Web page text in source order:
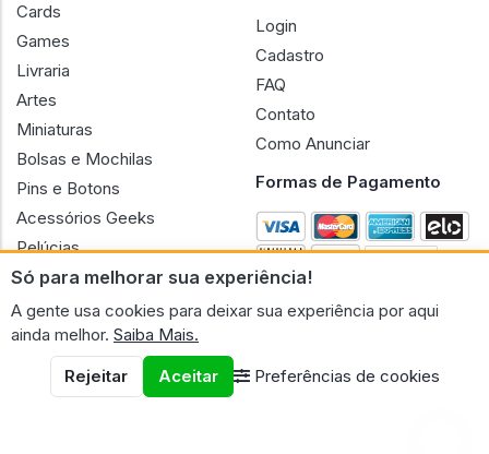
Só para melhorar sua experiência!
A gente usa cookies para deixar sua experiência por aqui
ainda melhor. Saiba Mais.
Rejeitar
Aceitar Preferências de cookies
Cards
Games
Livraria
Artes
Miniaturas
Bolsas e Mochilas
Pins e Botons
Acessórios Geeks
Pelúcias
Bonecas
Login
Cadastro
FAQ
Contato
Como Anunciar
Formas de Pagamento
CNPJ n.º 30.220.458/0001-17 - GERAL GEEK PORTAL ELETRONICO